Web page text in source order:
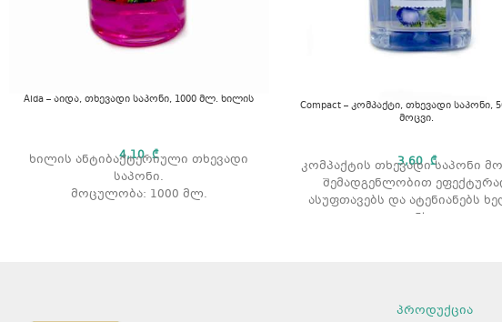
Aida – აიდა, თხევადი საპონი, 1000 მლ. ხილის
4,10₾
ხილის ანტიბაქტერიული თხევადი
საპონი.
მოცულობა: 1000 მლ.
Compact – კომპაქტი, თხევადი საპონი,
მოცვი.
3,60₾
კომპაქტის თხევადი საპონი
შემადგენლობით
ასუფთავებს და ატენიანებს
კანს.
პროდუქცია